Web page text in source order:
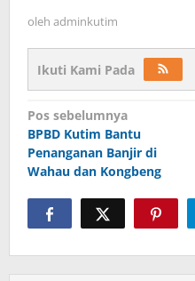
oleh adminkutim
Ikuti Kami Pada
Navigasi
pos
Pos sebelumnya
BPBD Kutim Bantu
Penanganan Banjir di
Wahau dan Kongbeng